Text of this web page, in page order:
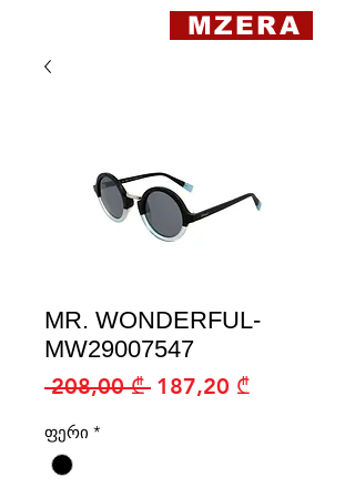
MZERA
MR. WONDERFUL-
MW29007547
208,00 ₾ Regular
187,20 ₾Sale
ფერი *